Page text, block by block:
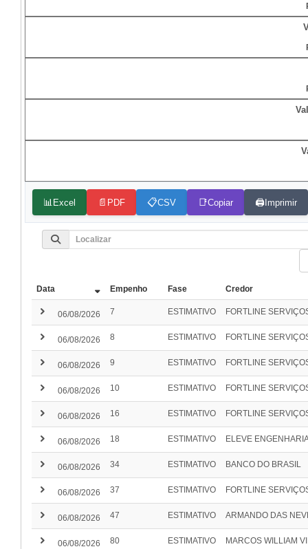
📊 Excel 📄 PDF 📋CSV 📑Copiar 🖨️Imprimir
Data Empenho Fase Credor
keyboard_arrow_right 06/08/2026 7 ESTIMATIVO FORTLINE
keyboard_arrow_right 06/08/2026 8 ESTIMATIVO FORTLINE
keyboard_arrow_right 06/08/2026 9 ESTIMATIVO FORTLINE
keyboard_arrow_right 06/08/2026 10 ESTIMATIVO FORTLINE
keyboard_arrow_right 06/08/2026 16 ESTIMATIVO FORTLINE
keyboard_arrow_right 06/08/2026 18 ESTIMATIVO ELEVE
keyboard_arrow_right 06/08/2026 34 ESTIMATIVO BANCO DO BRASIL
keyboard_arrow_right 06/08/2026 37 ESTIMATIVO FORTLINE
keyboard_arrow_right 06/08/2026 47 ESTIMATIVO ARMANDO DAS
keyboard_arrow_right 06/08/2026 80 ESTIMATIVO MARCOS WILLIAM